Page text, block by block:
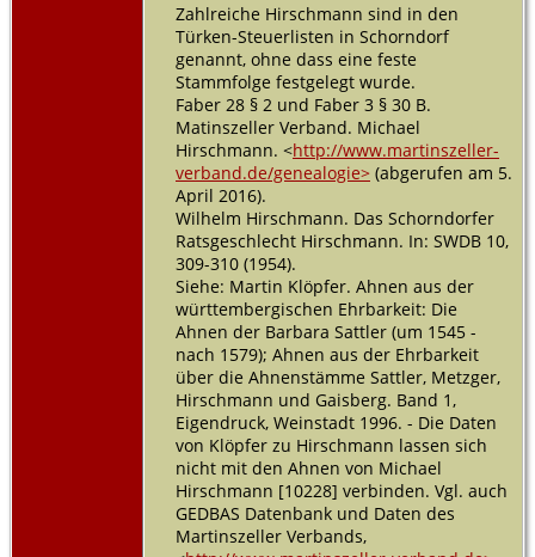
Zahlreiche Hirschmann sind in den
Türken-Steuerlisten in Schorndorf
genannt, ohne dass eine feste
Stammfolge festgelegt wurde.
Faber 28 § 2 und Faber 3 § 30 B.
Matinszeller Verband. Michael
Hirschmann. <http://www.martinszeller-
verband.de/genealogie> (abgerufen am 5.
April 2016).
Wilhelm Hirschmann. Das Schorndorfer
Ratsgeschlecht Hirschmann. In: SWDB 10,
309-310 (1954).
Siehe: Martin Klöpfer. Ahnen aus der
württembergischen Ehrbarkeit: Die
Ahnen der Barbara Sattler (um 1545 -
nach 1579); Ahnen aus der Ehrbarkeit
über die Ahnenstämme Sattler, Metzger,
Hirschmann und Gaisberg. Band 1,
Eigendruck, Weinstadt 1996. - Die Daten
von Klöpfer zu Hirschmann lassen sich
nicht mit den Ahnen von Michael
Hirschmann [10228] verbinden. Vgl. auch
GEDBAS Datenbank und Daten des
Martinszeller Verbands,